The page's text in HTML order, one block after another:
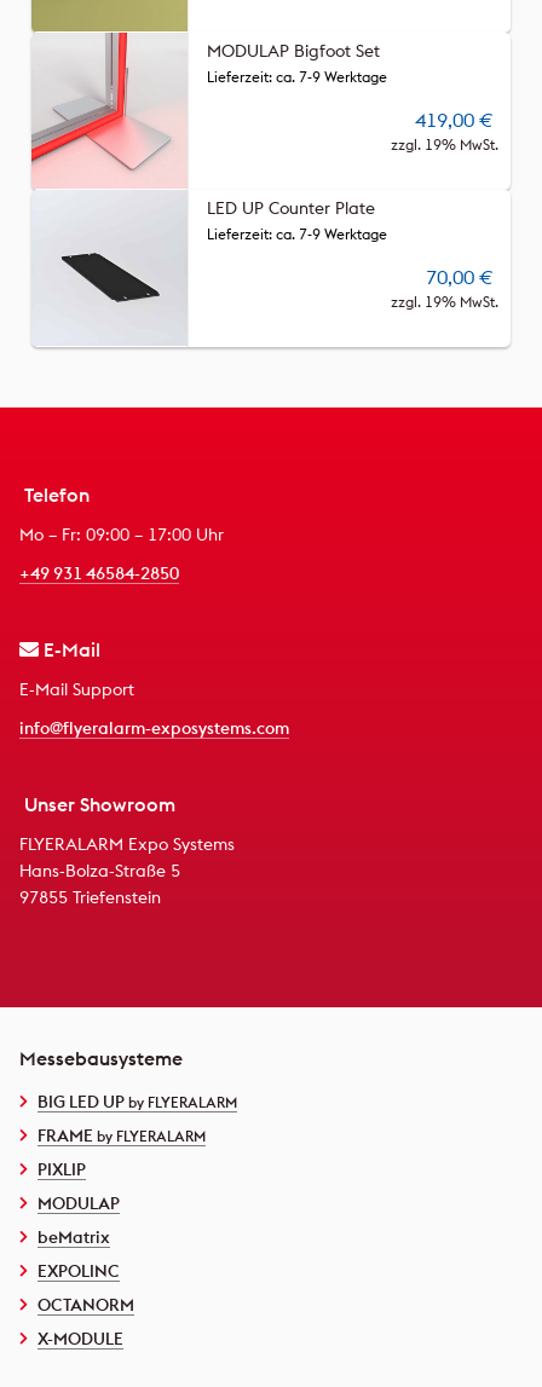
MODULAP Bigfoot Set
419,00 €
zzgl. 19% MwSt.
Lieferzeit: ca. 7-9 Werktage
LED UP Counter Plate
70,00 €
zzgl. 19% MwSt.
Lieferzeit: ca. 7-9 Werktage
Telefon
Mo – Fr: 09:00 – 17:00 Uhr
+49 931 46584-2850
E-Mail
E-Mail Support
info@flyeralarm-exposystems.com
Unser Showroom
FLYERALARM Expo Systems
Hans-Bolza-Straße 5
97855 Triefenstein
Messebausysteme
BIG LED UP by FLYERALARM
FRAME by FLYERALARM
PIXLIP
MODULAP
beMatrix
EXPOLINC
OCTANORM
X-MODULE